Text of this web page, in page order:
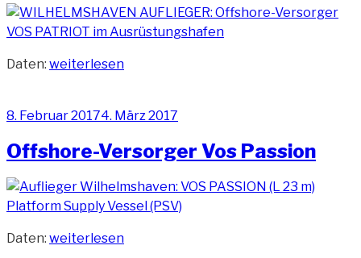
Daten: „Offshore-
Patriot“
weiterlesen
Veröffentlicht
8. Februar 20174. März 2017
Offshore-Versorger Vos Passion
Daten: „Offshore-
weiterlesen